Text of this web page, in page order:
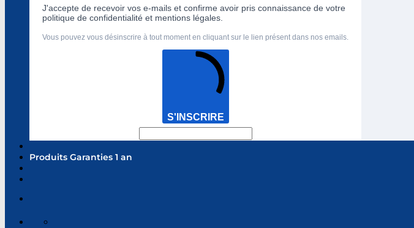
J'accepte de recevoir vos e-mails et confirme avoir pris connaissance de votre
politique de confidentialité et mentions légales.
Vous pouvez vous désinscrire à tout moment en cliquant sur le lien présent dans nos emails.
S'INSCRIRE
Produits Garanties 1 an